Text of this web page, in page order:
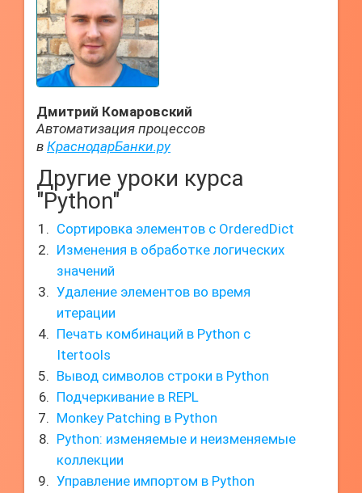
Дмитрий Комаровский
Автоматизация процессов
в КраснодарБанки.ру
Другие уроки курса
"Python"
Сортировка элементов с OrderedDict
Изменения в обработке логических
значений
Удаление элементов во время
итерации
Печать комбинаций в Python с
Itertools
Вывод символов строки в Python
Подчеркивание в REPL
Monkey Patching в Python
Python: изменяемые и неизменяемые
коллекции
Управление импортом в Python